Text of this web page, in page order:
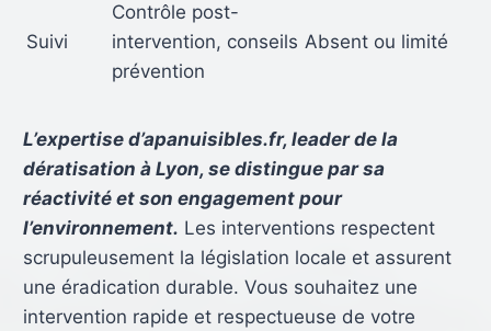
Suivi
Contrôle post-
intervention, conseils
prévention
Absent ou limité
L’expertise d’apanuisibles.fr, leader de la
dératisation à Lyon, se distingue par sa
réactivité et son engagement pour
l’environnement. Les interventions respectent
scrupuleusement la législation locale et assurent
une éradication durable. Vous souhaitez une
intervention rapide et respectueuse de votre